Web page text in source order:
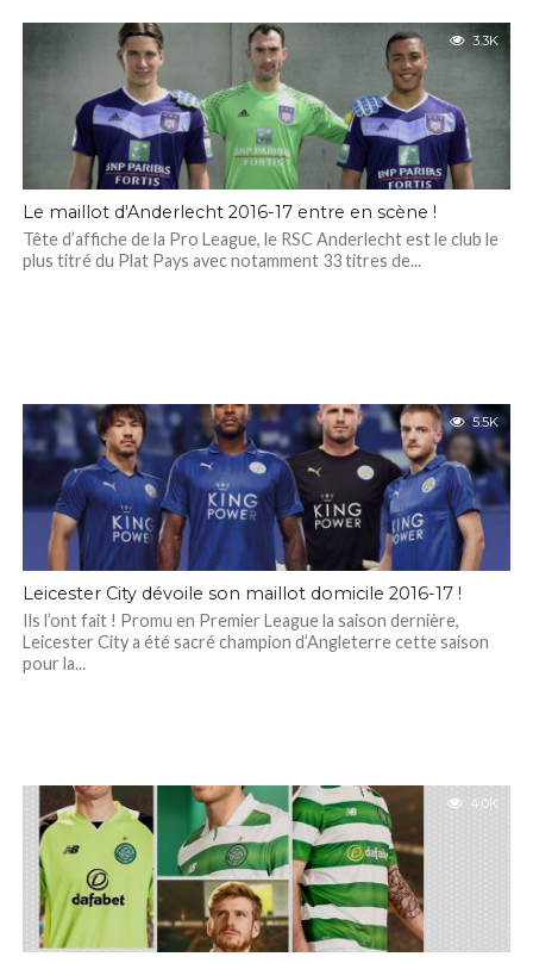
3.3K
Le maillot d'Anderlecht 2016-17 entre en scène !
Tête d’affiche de la Pro League, le RSC Anderlecht est le club le
plus titré du Plat Pays avec notamment 33 titres de...
5.5K
Leicester City dévoile son maillot domicile 2016-17 !
Ils l’ont fait ! Promu en Premier League la saison dernière,
Leicester City a été sacré champion d’Angleterre cette saison
pour la...
4.0K